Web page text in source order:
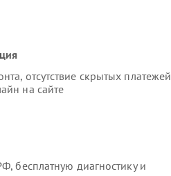
отсутствие скрытых платежей
на сайте
бесплатную диагностику и